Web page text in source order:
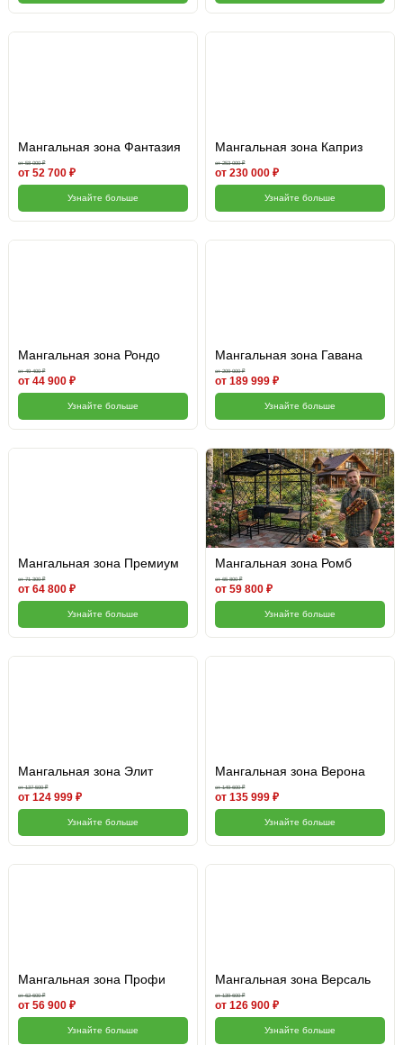
Мангальная зона Фантазия
от 58 000 ₽
от 52 700 ₽
Узнайте больше
Мангальная зона Каприз
от 253 000 ₽
от 230 000 ₽
Узнайте больше
Мангальная зона Рондо
от 49 400 ₽
от 44 900 ₽
Узнайте больше
Мангальная зона Гавана
от 209 000 ₽
от 189 999 ₽
Узнайте больше
Мангальная зона Премиум
от 71 300 ₽
от 64 800 ₽
Узнайте больше
Мангальная зона Ромб
от 65 800 ₽
от 59 800 ₽
Узнайте больше
Мангальная зона Элит
от 137 500 ₽
от 124 999 ₽
Узнайте больше
Мангальная зона Верона
от 149 600 ₽
от 135 999 ₽
Узнайте больше
Мангальная зона Профи
от 62 600 ₽
от 56 900 ₽
Узнайте больше
Мангальная зона Версаль
от 139 600 ₽
от 126 900 ₽
Узнайте больше